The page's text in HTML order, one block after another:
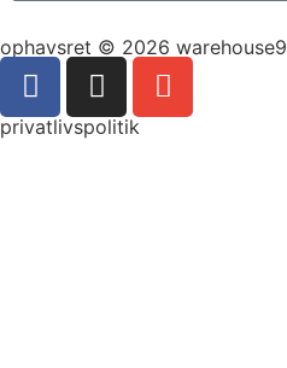
ophavsret © 2026 warehouse9
privatlivspolitik